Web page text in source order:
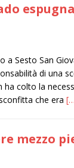
a Sesto San
di una
ha colto la
che era
mezzo